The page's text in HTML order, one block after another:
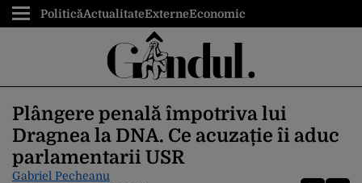
PoliticăActualitateExterneEconomic
Plângere penală împotriva lui
Dragnea la DNA. Ce acuzație îi aduc
parlamentarii USR
Gabriel Pecheanu